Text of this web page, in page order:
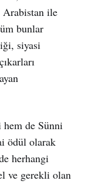
Arabistan ile
bunlar
siyasi
de Sünni
ödül olarak
herhangi
ve gerekli olan